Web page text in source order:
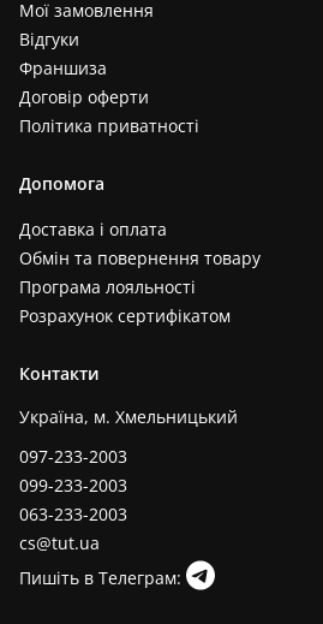
Мої замовлення
Відгуки
Франшиза
Договір оферти
Політика приватності
Допомога
Доставка і оплата
Обмін та повернення товару
Програма лояльності
Розрахунок сертифікатом
Контакти
Україна, м. Хмельницький
097-233-2003
099-233-2003
063-233-2003
cs@tut.ua
Пишіть в Телеграм: